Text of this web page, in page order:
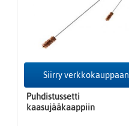
Siirry verkkokauppaan
Puhdistussetti
kaasujääkaappiin